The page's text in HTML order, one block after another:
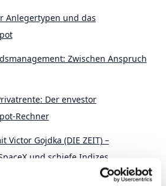
Anlegertypen und das
Zwischen Anspruch
Der envestor
Rechner
Victor Gojdka (DIE ZEIT) –
und schiefe Indizes